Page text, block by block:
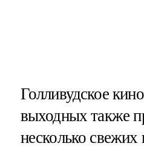
Голливудское
выходных также
несколько